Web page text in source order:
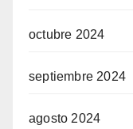
octubre 2024
septiembre 2024
agosto 2024